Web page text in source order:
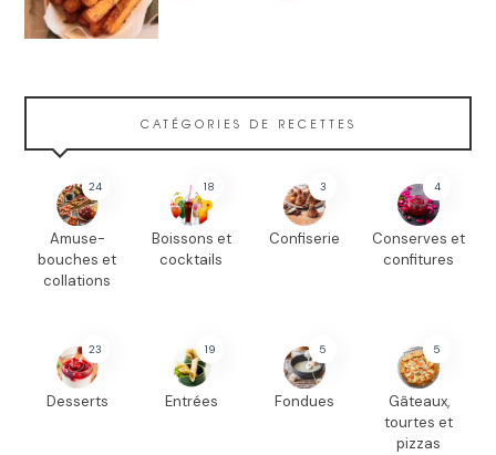
CATÉGORIES DE RECETTES
24
Amuse-
bouches et
collations
18
Boissons et
cocktails
3
Confiserie
4
Conserves et
confitures
23
Desserts
19
Entrées
5
Fondues
5
Gâteaux,
tourtes et
pizzas